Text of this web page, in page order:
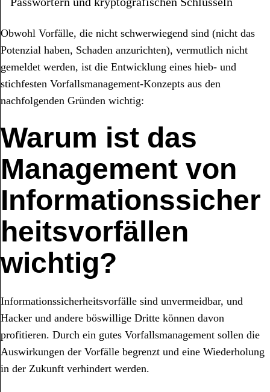
Obwohl Vorfälle, die nicht schwerwiegend sind (nicht das
Potenzial haben, Schaden anzurichten), vermutlich nicht
gemeldet werden, ist die Entwicklung eines hieb- und
stichfesten Vorfallsmanagement-Konzepts aus den
nachfolgenden Gründen wichtig:
Warum ist das
Management von
Informationssicher
heitsvorfällen
wichtig?
Informationssicherheitsvorfälle sind unvermeidbar, und
Hacker und andere böswillige Dritte können davon
profitieren. Durch ein gutes Vorfallsmanagement sollen die
Auswirkungen der Vorfälle begrenzt und eine Wiederholung
in der Zukunft verhindert werden.